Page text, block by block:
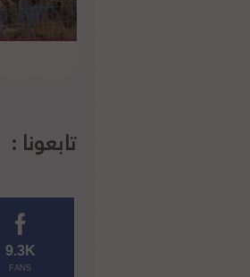
تابعونا :
9.3K
FANS